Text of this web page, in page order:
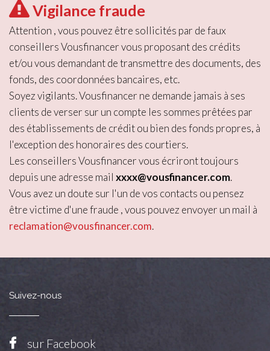
Vigilance fraude
Attention , vous pouvez être sollicités par de faux
conseillers Vousfinancer vous proposant des crédits
et/ou vous demandant de transmettre des documents, des
fonds, des coordonnées bancaires, etc.
Soyez vigilants. Vousfinancer ne demande jamais à ses
clients de verser sur un compte les sommes prêtées par
des établissements de crédit ou bien des fonds propres, à
l'exception des honoraires des courtiers.
Les conseillers Vousfinancer vous écriront toujours
depuis une adresse mail xxxx@vousfinancer.com.
Vous avez un doute sur l'un de vos contacts ou pensez
être victime d'une fraude , vous pouvez envoyer un mail à
reclamation@vousfinancer.com.
Suivez-nous
sur Facebook